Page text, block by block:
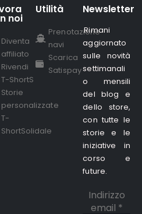
noi
Diventa
affiliato
Rivendi
T-ShortS
Storie
personalizzate
T-
ShortSolidale
Utilità
Prenotazione
navi
Scarica
Satispay
Newsletter
.Rimani
aggiornato
sulle novità
settimanali
o mensili
del blog e
dello store,
con tutte le
storie e le
iniziative in
corso e
future.
Indirizzo
email *